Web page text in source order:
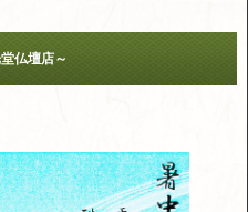
仏壇店～